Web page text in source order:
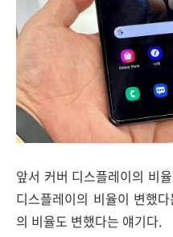
앞서 커버 디스플레이의 비
디스플레이의 비율이 변했
의 비율도 변했다는 얘기다.